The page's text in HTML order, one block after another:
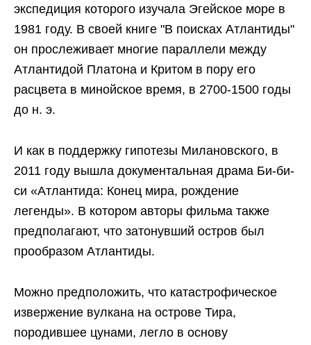
экспедиция которого изучала Эгейское море в
1981 году. В своей книге "В поисках Атлантиды"
он прослеживает многие параллели между
Атлантидой Платона и Критом в пору его
расцвета в минойское время, в 2700-1500 годы
до н. э.
И как в поддержку гипотезы Милановского, в
2011 году вышла документальная драма Би-би-
си «Атлантида: Конец мира, рождение
легенды». В котором авторы фильма также
предполагают, что затонувший остров был
прообразом Атлантиды.
Можно предположить, что катастрофическое
извержение вулкана на острове Тира,
породившее цунами, легло в основу